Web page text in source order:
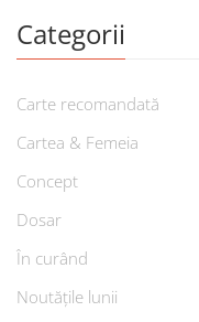
Categorii
Carte recomandată
Cartea & Femeia
Concept
Dosar
În curând
Noutățile lunii